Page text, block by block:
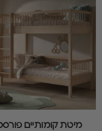
מיטת קומותיים